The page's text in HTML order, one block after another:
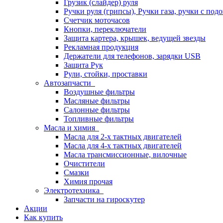
Грузик (слайдер) руля
Ручки руля (грипсы), Ручки газа, ручки с
Счетчик моточасов
Кнопки, переключатели
Защита картера, крышек, ведущей звезды
Рекламная продукция
Держатели для телефонов, зарядки USB
Защита Рук
Рули, стойки, проставки
Автозапчасти
Воздушные фильтры
Масляные фильтры
Салонные фильтры
Топливные фильтры
Масла и химия
Масла для 2-х тактных двигателей
Масла для 4-х тактных двигателей
Масла трансмиссионные, вилочные
Очистители
Смазки
Химия прочая
Электротехника
Запчасти на гироскутер
Акции
Как купить